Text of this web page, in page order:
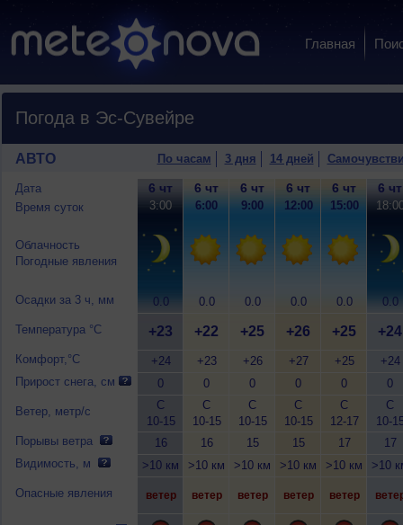
Главная
Погода в Эс-Сувейре
АВТО По часам 3 дня 14 дней
Дата
Время суток
Облачность
Погодные явления
Осадки за 3 ч, мм
Температура °C
Комфорт,°C
Прирост снега, см
Ветер, метр/с
Порывы ветра
Видимость, м
Опасные явления
6 чт
3:00
0.0
+23
+24
0
С
10-15
16
>10 км
ветер
6 чт
6:00
0.0
+22
+23
0
С
10-15
16
>10 км
ветер
6 чт
9:00
0.0
+25
+26
0
С
10-15
15
>10 км
ветер
6 чт
12:00
0.0
+26
+27
0
С
10-15
15
>10 км
ветер
6 чт
15:00
0.0
+25
+25
0
С
12-17
17
>10 км
ветер
6 чт
0.0
+24
+24
0
С
10-
17
>10